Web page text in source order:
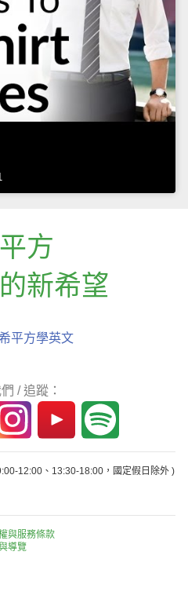
方
新希望
平方學英文
/ 追蹤：
12:00、13:30-18:00，國定假日除外 )
與服務條款
導覽